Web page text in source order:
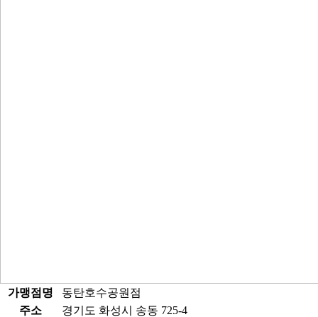
가맹점명
동탄호수공원점
주소
경기도 화성시 송동 725-4